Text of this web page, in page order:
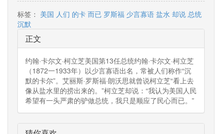
标签： 美国 人们 的卡 而已 罗斯福 少言寡语 盐水 却说 总统
沉默
正文
约翰·卡尔文·柯立芝美国第13任总统约翰·卡尔文·柯立芝
（1872一1933年）以少言寡语出名，常被人们称作“沉
默的卡尔”。艾丽斯·罗斯福·朗沃思就曾说柯立芝“看上去
像从盐水里的捞出来的。”柯立芝却说：“我认为美国人民
希望有一头严肃的驴做总统，我只是顺应了民心而已。”